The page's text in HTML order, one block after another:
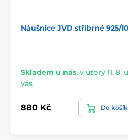
Náušnice JVD stříbrné 925/
Skladem u nás, v úterý 11. 8. u
vás
880 Kč Do